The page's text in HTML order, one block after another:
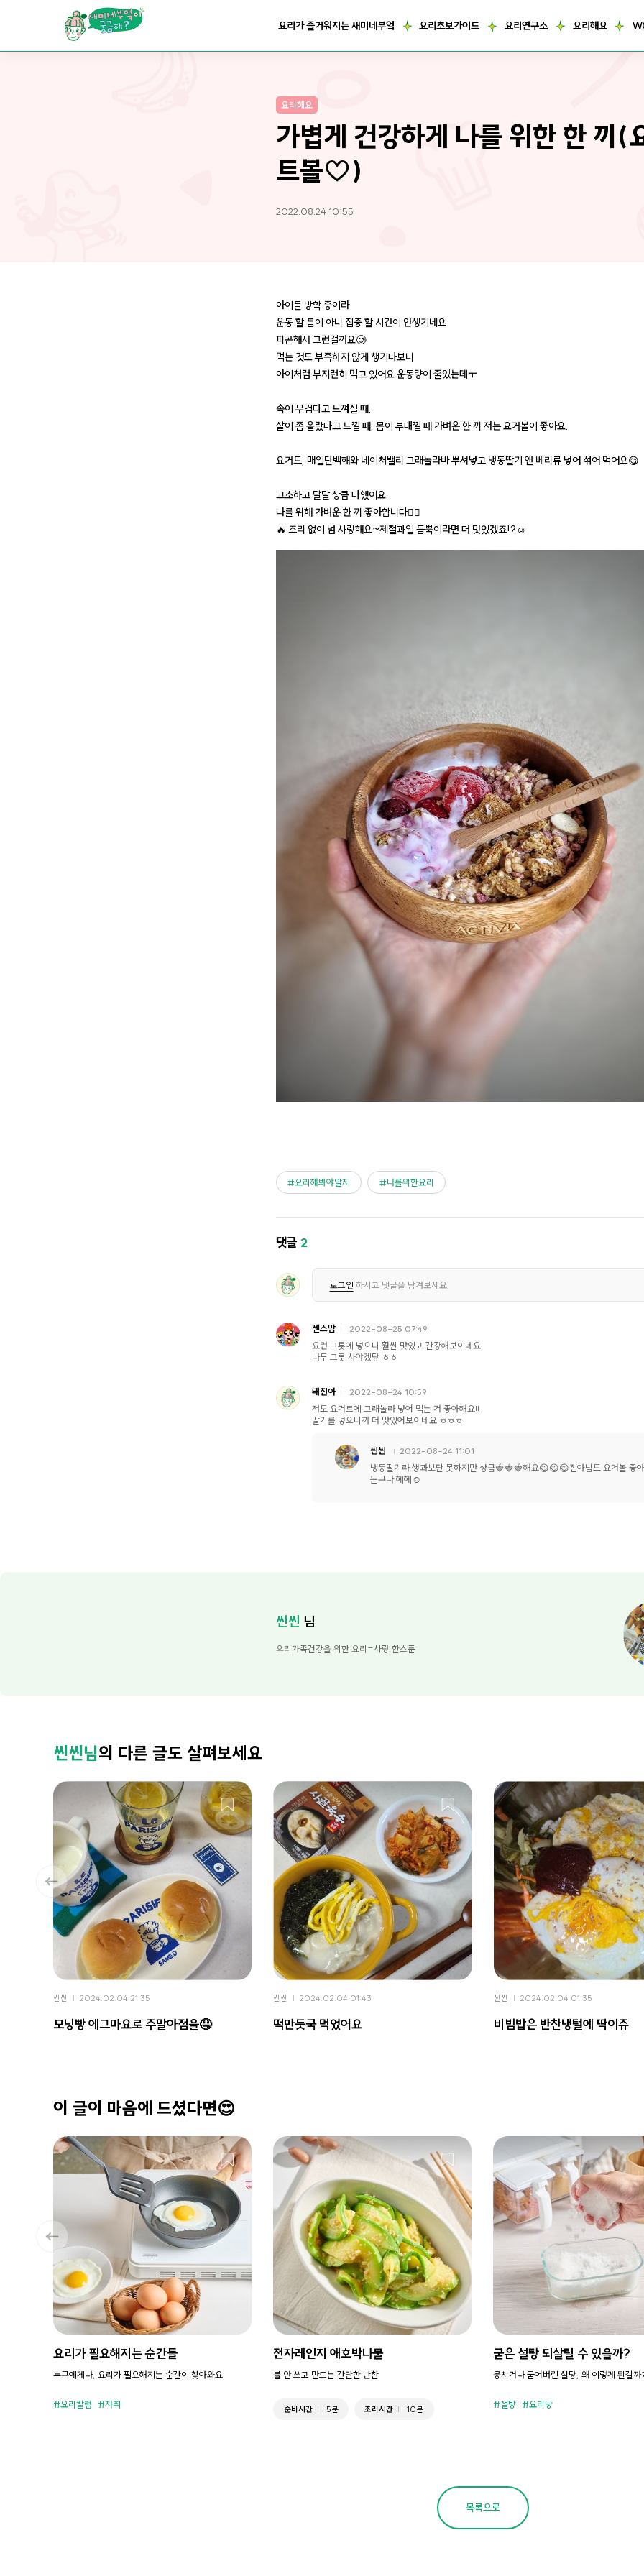
요리가 즐거워지는 새미네부엌 요리초보가이드 요리연구소 요리해요
요리해요
가볍게 건강하게 나를 위한 한 끼(
트볼♡)
2022.08.24 10:55
아이들 방학 중이라
운동 할 틈이 아니 집중 할 시간이 안생기네요.
피곤해서 그런걸까요🥲
먹는 것도 부족하지 않게 챙기다보니
아이처럼 부지런히 먹고 있어요 운동량이 줄었는데ㅜ
속이 무겁다고 느껴질 때.
살이 좀 올랐다고 느낄 때, 몸이 부대낄 때 가벼운 한 끼 저는 요거볼이 좋아요.
요거트, 매일단백해와 네이처밸리 그래놀라바 뿌셔넣고 냉동딸기 앤 베리류 넣어 섞어 먹어요😋
고소하고 달달 상큼 다했어요.
나를 위해 가벼운 한 끼 좋아합니다🙆‍♀️
🔥 조리 없이 넘 사랑해요~제철과일 듬뿍이라면 더 맛있겠죠!?☺️
요리해봐야알지 나를위한요리
댓글 2
로그인 하시고 댓글을 남겨보세요.
센스맘 2022-08-25 07:49
요런 그릇에 넣으니 훨씬 맛있고 간강해보이네요
나두 그릇 사야겠당 ㅎㅎ
태진아 2022-08-24 10:59
저도 요거트에 그래놀라 넣어 먹는 거 좋아해요!!
딸기를 넣으니까 더 맛있어보이네요 ㅎㅎㅎ
씬씬 2022-08-24 11:01
냉동딸기라 생과보단 못하지만 상큼🍓🍓🍓해요😋😋😋진아님도 요거볼 좋
는구나 헤헤☺️
씬씬 님
우리가족건강을 위한 요리=사랑 한스푼
씬씬님의 다른 글도 살펴보세요
씬씬 2024.02.04 21:35
모닝빵 에그마요로 주말아점을🤤
씬씬 2024.02.04 01:43
떡만둣국 먹었어요
씬씬 2024.02.04 01:35
비빔밥은 반찬냉털에 딱이쥬
이 글이 마음에 드셨다면😍
요리가 필요해지는 순간들
누구에게나, 요리가 필요해지는 순간이 찾아와요.
요리칼럼 자취
전자레인지 애호박나물
불 안 쓰고 만드는 간단한 반찬
준비시간 5분 조리시간 10분
굳은 설탕 되살릴 수 있을까?
뭉치거나 굳어버린 설탕, 왜 이렇게 된걸까
설탕 요리당
목록으로